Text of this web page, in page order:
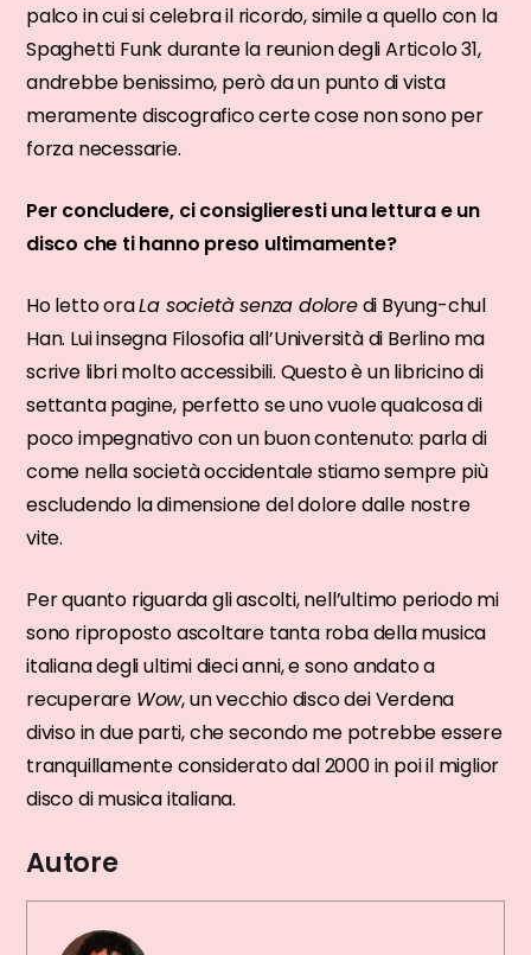
palco in cui si celebra il ricordo, simile a quello con la
Spaghetti Funk durante la reunion degli Articolo 31,
andrebbe benissimo, però da un punto di vista
meramente discografico certe cose non sono per
forza necessarie.
Per concludere, ci consiglieresti una lettura e un
disco che ti hanno preso ultimamente?
Ho letto oraLa società senza doloredi Byung-chul
Han. Lui insegna Filosofia all’Università di Berlino ma
scrive libri molto accessibili. Questo è un libricino di
settanta pagine, perfetto se uno vuole qualcosa di
poco impegnativo con un buon contenuto: parla di
come nella società occidentale stiamo sempre più
escludendo la dimensione del dolore dalle nostre
vite.
Per quanto riguarda gli ascolti, nell’ultimo periodo mi
sono riproposto ascoltare tanta roba della musica
italiana degli ultimi dieci anni, e sono andato a
recuperare Wow, un vecchio disco dei Verdena
diviso in due parti, che secondo me potrebbe essere
tranquillamente considerato dal 2000 in poi il miglior
disco di musica italiana.
Autore